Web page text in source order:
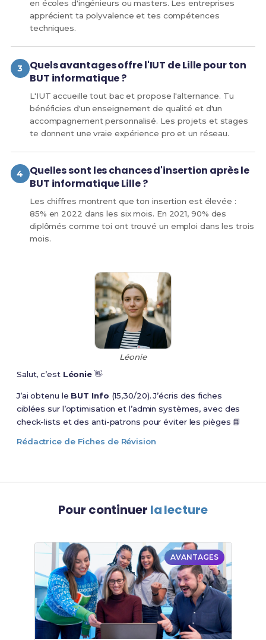
en écoles d'ingénieurs ou masters. Les entreprises
apprécient ta polyvalence et tes compétences
techniques.
Quels avantages offre l'IUT de Lille pour ton
BUT informatique ?
L'IUT accueille tout bac et propose l'alternance. Tu
bénéficies d'un enseignement de qualité et d'un
accompagnement personnalisé. Les projets et stages
te donnent une vraie expérience pro et un réseau.
Quelles sont les chances d'insertion après le
BUT informatique Lille ?
Les chiffres montrent que ton insertion est élevée :
85% en 2022 dans les six mois. En 2021, 90% des
diplômés comme toi ont trouvé un emploi dans les trois
mois.
Léonie
Salut, c’est Léonie 👋
J’ai obtenu le BUT Info (15,30/20). J’écris des fiches
ciblées sur l’optimisation et l’admin systèmes, avec des
check-lists et des anti-patrons pour éviter les pièges 📘
Rédactrice de Fiches de Révision
Pour continuer la lecture
AVANTAGES